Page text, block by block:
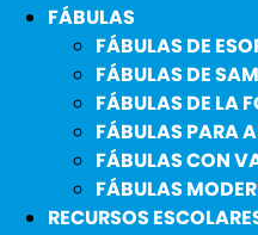
FÁBULAS
FÁBULAS DE
FÁBULAS DE
FÁBULAS DE LA
FÁBULAS PARA
FÁBULAS CON
FÁBULAS
RECURSOS